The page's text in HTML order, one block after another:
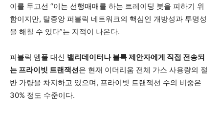
이를 두고선 “이는 선행매매를 하는 트레이딩 봇을 피하기 위
함이지만, 탈중앙 퍼블릭 네트워크의 핵심인 개방성과 투명성
을 해칠 수 있다”는 지적이 나온다.
퍼블릭 멤풀 대신 밸리데이터나 블록 제안자에게 직접 전송되
는 프라이빗 트랜잭션은 현재 이더리움 전체 가스 사용량의 절
반 가량을 차지하고 있으며, 프라이빗 트랜잭션 수의 비중은
30% 정도 수준이다.